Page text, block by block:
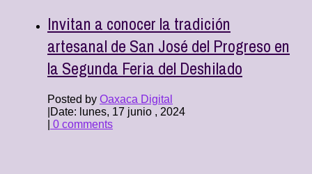
Invitan a conocer la tradición
artesanal de San José del Progreso en
la Segunda Feria del Deshilado
Posted by Oaxaca Digital
Date: lunes, 17 junio , 2024
0 comments